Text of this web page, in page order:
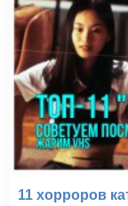
11 хорроров